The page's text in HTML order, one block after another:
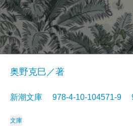
奥野克巳／著
新潮文庫 978-4-10-104571-9
文庫